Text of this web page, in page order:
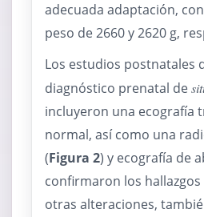
adecuada adaptación,
peso de 2660 y 2620 g,
Los estudios postnatales
diagnóstico prenatal de
incluyeron una ecografía
normal, así como una
(Figura 2) y ecografía de
confirmaron los
otras alteraciones,